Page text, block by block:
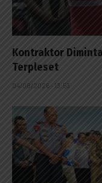
Kontraktor
Terpleset
04/08/2026 - 13:53